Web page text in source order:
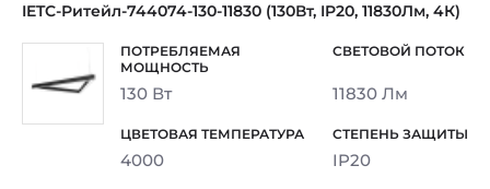
IETC-Ритейл-744074-130-11830 (130Вт, IP20, 11830Лм, 4К)
130 Вт 11830 Лм
4000 IP20